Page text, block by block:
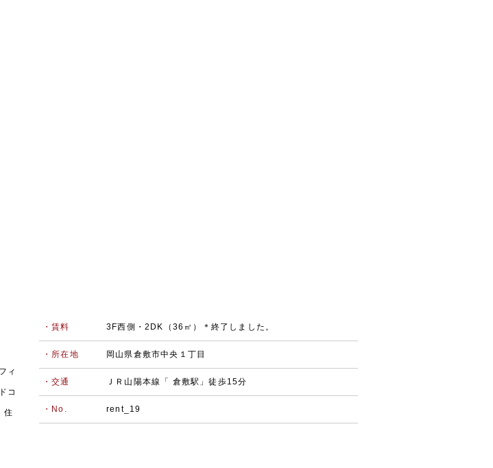
ィ
コ
住
・賃料 3F西側・2DK（36㎡）＊終了しました。
・所在地 岡山県倉敷市中央１丁目
・交通 ＪＲ山陽本線「 倉敷駅」徒歩15分
・No. rent_19